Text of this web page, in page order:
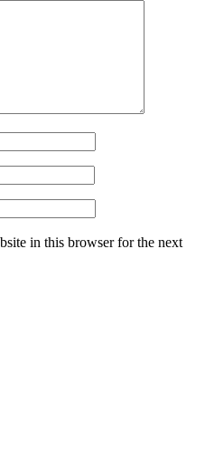
in this browser for the next